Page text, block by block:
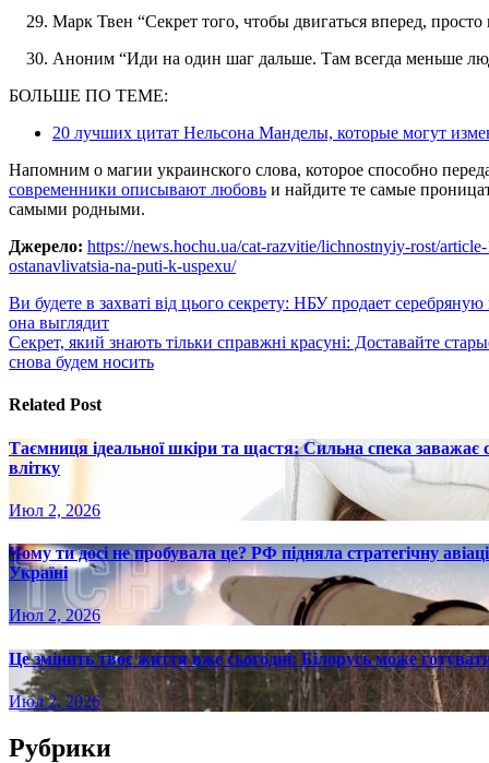
Марк Твен “Секрет того, чтобы двигаться вперед, просто
Аноним “Иди на один шаг дальше. Там всегда меньше
БОЛЬШЕ ПО ТЕМЕ:
20 лучших цитат Нельсона Манделы, которые могут
Напомним о магии украинского слова, которое способно
современники описывают любовь и найдите те самые
самыми родными.
Джерело: https://news.hochu.ua/cat-razvitie/lichnostnyiy-rost/
ostanavlivatsia-na-puti-k-uspexu/
Навигация
по
записям
Ви будете в захваті від цього секрету: НБУ продает
она выглядит
Секрет, який знають тільки справжні красуні: Доставайте
снова будем носить
Related Post
Таємниця ідеальної шкіри та щастя: Сильна спека
влітку
Июл 2, 2026
Чому ти досі не пробувала це? РФ підняла стратегічну
Україні
Июл 2, 2026
Це змінить твоє життя вже сьогодні: Білорусь може
Июл 2, 2026
Рубрики